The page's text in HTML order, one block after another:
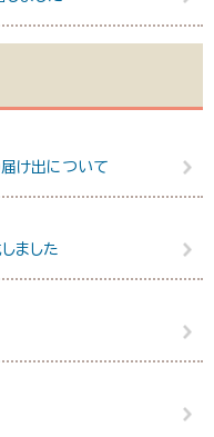
け出について
ました